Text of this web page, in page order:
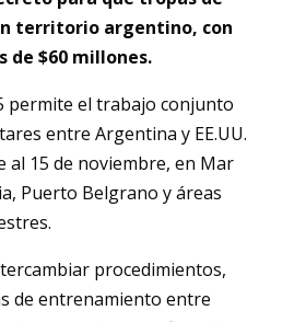
territorio argentino, con
de $60 millones.
permite el trabajo conjunto
entre Argentina y EE.UU.
al 15 de noviembre, en Mar
Puerto Belgrano y áreas
procedimientos,
de entrenamiento entre